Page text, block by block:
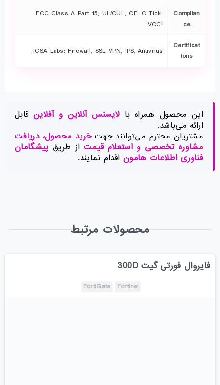
Complian
ce
FCC Class A Part 15, UL/CUL, CE, C Tick,
VCCI
Certificat
ions
ICSA Labs: Firewall, SSL VPN, IPS, Antivirus
این محصول همراه بالایسنس آنلاین و آفلاینقابل
ارائه می‌باشد.
مشتریان محترم می‌توانند جهتخرید محصول، دریافت
مشاوره تخصصی و استعلام قیمت از طریق پیشگامان
فناوری اطلاعات هامون اقدام نمایند.
محصولات مرتبط
فایروال فورتی گیت 300D
Fortinet
FortiGate